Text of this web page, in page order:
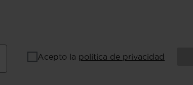
Acepto la política de privacidad